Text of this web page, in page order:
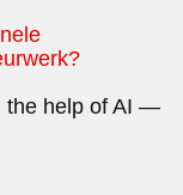
the help of AI —